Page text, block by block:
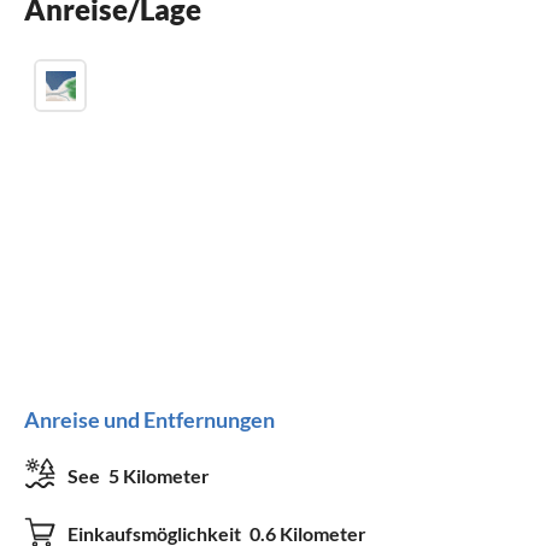
Balkon
Anreise/Lage
Anreise und Entfernungen
See 5 Kilometer
Einkaufsmöglichkeit 0.6 Kilometer